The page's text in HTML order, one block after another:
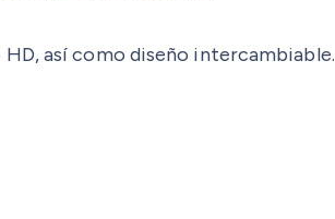
así como diseño intercambiable.